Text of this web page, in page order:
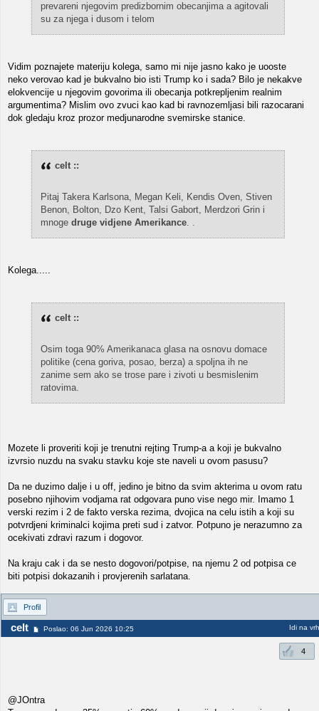
prevareni njegovim predizbornim obecanjima a agitovali
su za njega i dusom i telom
Vidim poznajete materiju kolega, samo mi nije jasno kako je uooste
neko verovao kad je bukvalno bio isti Trump ko i sada? Bilo je nekakve
elokvencije u njegovim govorima ili obecanja potkrepljenim realnim
argumentima? Mislim ovo zvuci kao kad bi ravnozemljasi bili razocarani
dok gledaju kroz prozor medjunarodne svemirske stanice.
celt ::
Pitaj Takera Karlsona, Megan Keli, Kendis Oven, Stiven
Benon, Bolton, Dzo Kent, Talsi Gabort, Merdzori Grin i
mnoge druge vidjene Amerikance. .
Kolega.....
celt ::
Osim toga 90% Amerikanaca glasa na osnovu domace
politike (cena goriva, posao, berza) a spoljna ih ne
zanime sem ako se trose pare i zivoti u besmislenim
ratovima.
Mozete li proveriti koji je trenutni rejting Trump-a a koji je bukvalno
izvrsio nuzdu na svaku stavku koje ste naveli u ovom pasusu?
Da ne duzimo dalje i u off, jedino je bitno da svim akterima u ovom ratu
posebno njihovim vodjama rat odgovara puno vise nego mir. Imamo 1
verski rezim i 2 de fakto verska rezima, dvojica na celu istih a koji su
potvrdjeni kriminalci kojima preti sud i zatvor. Potpuno je nerazumno za
ocekivati zdravi razum i dogovor.
Na kraju cak i da se nesto dogovori/potpise, na njemu 2 od potpisa ce
biti potpisi dokazanih i provjerenih sarlatana.
Profil
celt Poslao: 06 Jun 2026 10:25 Idi na vrh
4
@JOntra